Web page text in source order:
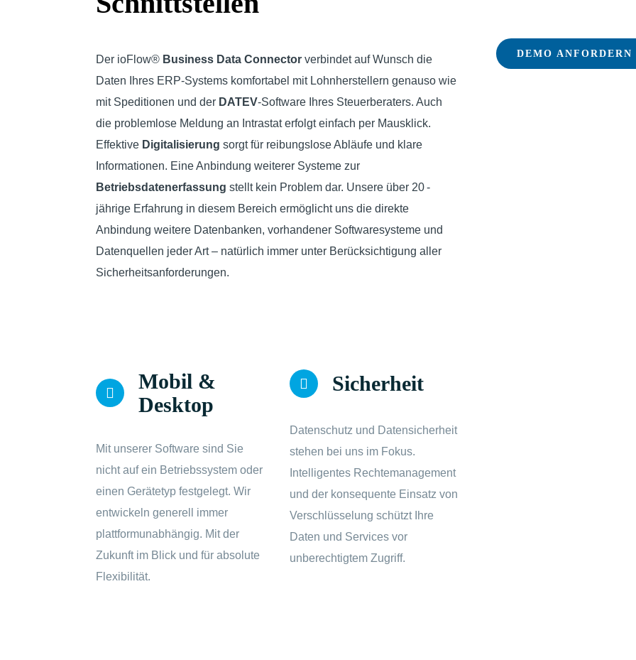
Der ioFlow® Business Data Connectorverbindet auf Wunsch die
Daten Ihres ERP-Systems komfortabel mit Lohnherstellern genauso wie
mit Speditionen und der DATEV-Software Ihres Steuerberaters. Auch
die problemlose Meldung an Intrastat erfolgt einfach per Mausklick.
Effektive Digitalisierung sorgt für reibungslose Abläufe und klare
Informationen. Eine Anbindung weiterer Systeme zur
Betriebsdatenerfassung stellt kein Problem dar. Unsere über 20 -
jährige Erfahrung in diesem Bereich ermöglicht uns die direkte
Anbindung weitere Datenbanken, vorhandener Softwaresysteme und
Datenquellen jeder Art – natürlich immer unter Berücksichtigung aller
Sicherheitsanforderungen.
DEMO ANFORDERN
Mobil &
Desktop
Mit unserer Software sind Sie
nicht auf ein Betriebssystem oder
einen Gerätetyp festgelegt. Wir
entwickeln generell immer
plattformunabhängig. Mit der
Zukunft im Blick und für absolute
Flexibilität.
Sicherheit
Datenschutz und Datensicherheit
stehen bei uns im Fokus.
Intelligentes Rechtemanagement
und der konsequente Einsatz von
Verschlüsselung schützt Ihre
Daten und Services vor
unberechtigtem Zugriff.